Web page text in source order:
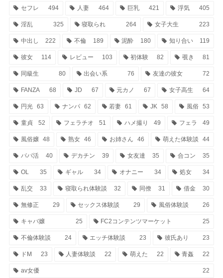
セフレ 494 人妻 464 巨乳 421 浮気 405
淫乱 325 寝取られ 264 女子大生 223
中出し 222 不倫 189 泥酔 180 知り合い 119
彼女 114 レビュー 103 初体験 82 覗き 81
同級生 80 出会い系 76 友達の彼女 72
FANZA 68 JD 67 元カノ 67 女子高生 64
円光 63 ナンパ 62 若妻 61 JK 58 風俗 53
童貞 52 フェラチオ 51 ハメ撮り 49 フェラ 49
風俗嬢 48 熟女 46 お姉さん 46 萌えた体験談 44
パパ活 40 デカチン 39 女友達 35 合コン 35
OL 35 ギャル 34 オナニー 34 処女 34
乱交 33 寝取られ体験談 32 同僚 31 借金 30
無修正 29 セックス体験談 29 風俗体験談 26
キャバ嬢 25 FC2コンテンツマーケット 25
不倫体験談 24 エッチ体験談 23 彼氏あり 23
ドM 23 人妻体験談 22 萌えた 22 青姦 22
av女優 22